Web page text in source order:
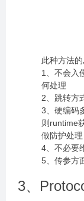
此种方法的
1、不会入
何处理
2、跳转方
3、硬编码
则runtime
做防护处理
4、不必要
5、传参方
3、